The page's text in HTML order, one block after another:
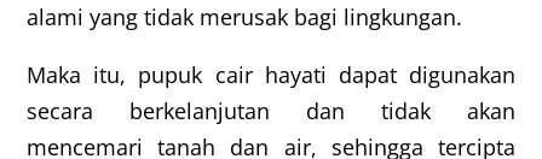
alami yang tidak merusak bagi lingkungan.
Maka itu, pupuk cair hayati dapat digunakan
secara berkelanjutan dan tidak akan
mencemari tanah dan air, sehingga tercipta